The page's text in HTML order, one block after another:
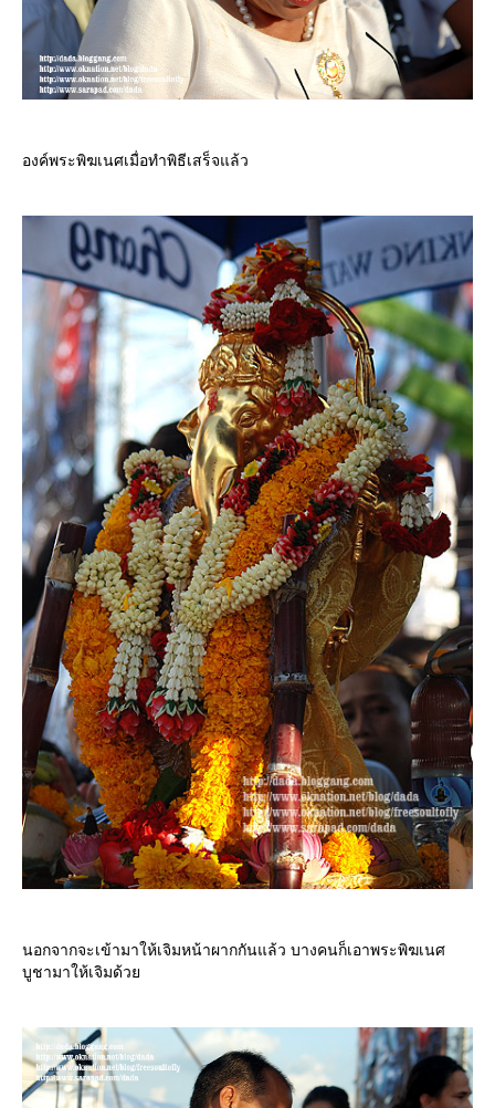
องค์พระพิฆเนศเมื่อทำพิธีเสร็จแล้ว
นอกจากจะเข้ามาให้เจิมหน้าผากกันแล้ว บางคนก็เอาพระพิฆเนศ
บูชามาให้เจิมด้ว